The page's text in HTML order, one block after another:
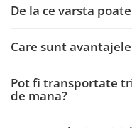
De la ce varsta
Care sunt
Pot fi transportate
de mana?